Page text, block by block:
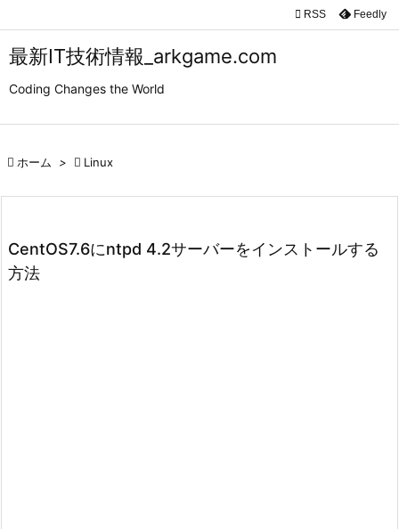
最新IT技術情報_arkgame.com
Coding Changes the World


検索
 RSS Feedly
 ホーム >  Linux
CentOS7.6にntpd 4.2サーバーをインストールする
方法